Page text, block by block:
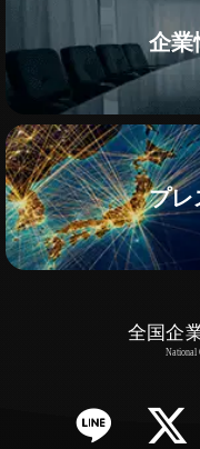
企業
プレ
Twitter Facebook